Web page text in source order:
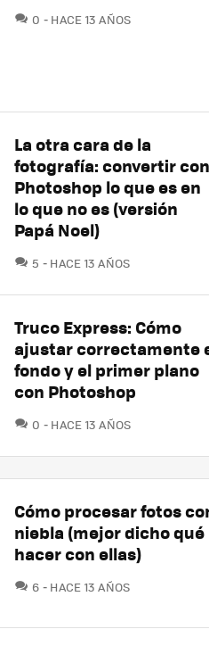
0 COMENTARIOS
HACE 13 AÑOS
La otra cara de la
fotografía: convertir con
Photoshop lo que es en
lo que no es (versión
Papá Noel)
5 COMENTARIOS
HACE 13 AÑOS
Truco Express: Cómo
ajustar correctamente
fondo y el primer plano
con Photoshop
0 COMENTARIOS
HACE 13 AÑOS
Cómo procesar fotos
niebla (mejor dicho qué
hacer con ellas)
6 COMENTARIOS
HACE 13 AÑOS